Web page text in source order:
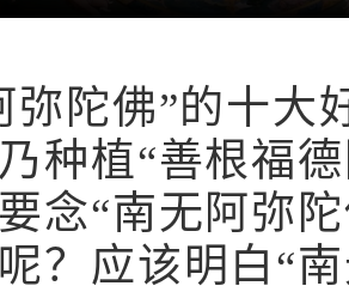
弥陀佛”的十大
种植“善根福
念“南无阿弥
？应该明白“